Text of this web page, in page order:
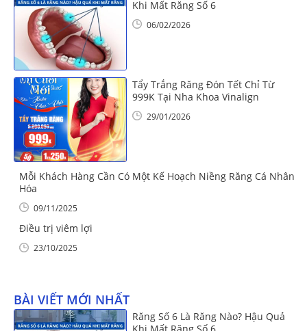
Khi Mất Răng Số 6
06/02/2026
Tẩy Trắng Răng Đón Tết Chỉ Từ
999K Tại Nha Khoa Vinalign
29/01/2026
Mỗi Khách Hàng Cần Có Một Kế Hoạch Niềng Răng Cá Nhân
Hóa
09/11/2025
Điều trị viêm lợi
23/10/2025
BÀI VIẾT MỚI NHẤT
Răng Số 6 Là Răng Nào? Hậu Quả
Khi Mất Răng Số 6